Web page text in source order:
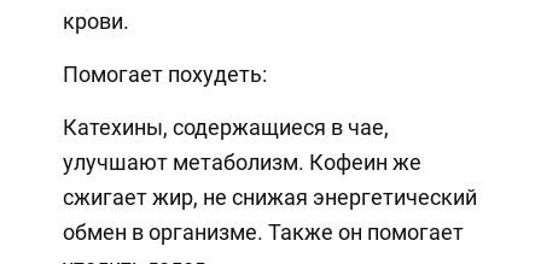
крови.
Помогает похудеть:
Катехины, содержащиеся в чае,
улучшают метаболизм. Кофеин же
сжигает жир, не снижая энергетический
обмен в организме. Также он помогает